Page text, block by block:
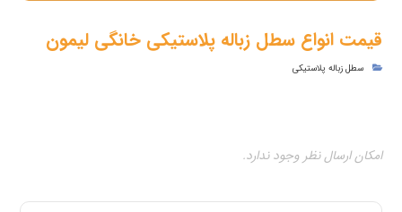
قیمت انواع سطل زباله پلاستیکی خانگی لیمون
سطل زباله پلاستیکی
امکان ارسال نظر وجود ندارد.